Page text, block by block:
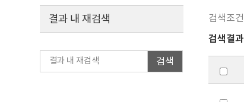
검색조건
결과 내 재검색
검색
검색결과